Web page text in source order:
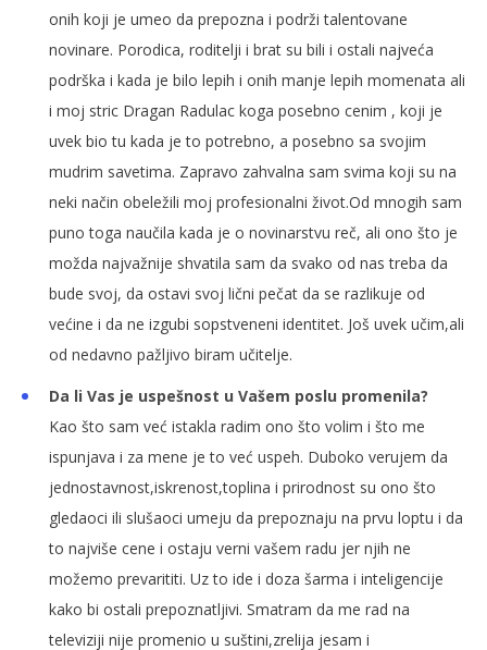
onih koji je umeo da prepozna i podrži talentovane
novinare. Porodica, roditelji i brat su bili i ostali najveća
podrška i kada je bilo lepih i onih manje lepih momenata ali
i moj stric Dragan Radulac koga posebno cenim , koji je
uvek bio tu kada je to potrebno, a posebno sa svojim
mudrim savetima. Zapravo zahvalna sam svima koji su na
neki način obeležili moj profesionalni život.Od mnogih sam
puno toga naučila kada je o novinarstvu reč, ali ono što je
možda najvažnije shvatila sam da svako od nas treba da
bude svoj, da ostavi svoj lični pečat da se razlikuje od
većine i da ne izgubi sopstveneni identitet. Još uvek učim,ali
od nedavno pažljivo biram učitelje.
Da li Vas je uspešnost u Vašem poslu promenila?
Kao što sam već istakla radim ono što volim i što me
ispunjava i za mene je to već uspeh. Duboko verujem da
jednostavnost,iskrenost,toplina i prirodnost su ono što
gledaoci ili slušaoci umeju da prepoznaju na prvu loptu i da
to najviše cene i ostaju verni vašem radu jer njih ne
možemo prevarititi. Uz to ide i doza šarma i inteligencije
kako bi ostali prepoznatljivi. Smatram da me rad na
televiziji nije promenio u suštini,zrelija jesam i